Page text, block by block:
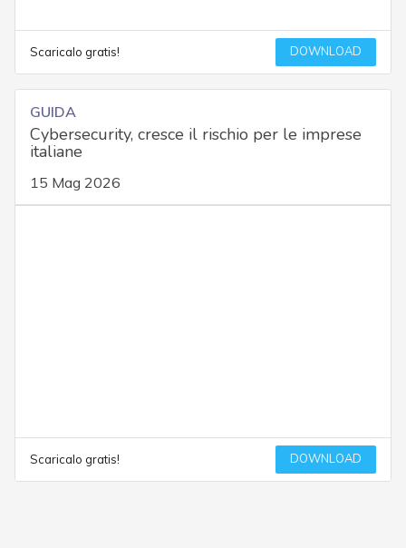
Scaricalo gratis! DOWNLOAD
GUIDA
Cybersecurity, cresce il rischio per le imprese
italiane
15 Mag 2026
Scaricalo gratis! DOWNLOAD